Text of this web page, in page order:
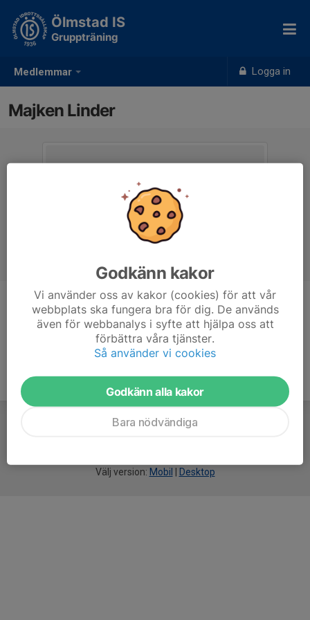
Medlemmar Logga in
Ölmstad IS
Gruppträning
Majken Linder
Ålder 67 år
Välj version: Mobil Desktop
Godkänn kakor
Vi använder oss av kakor (cookies) för att vår
webbplats ska fungera bra för dig. De används
även för webbanalys i syfte att hjälpa oss att
förbättra våra tjänster.
Så använder vi cookies
Godkänn alla kakor
Bara nödvändiga